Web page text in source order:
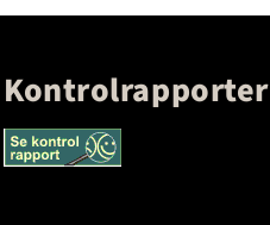
Kontrolrapporter